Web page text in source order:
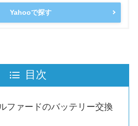
Yahooで探す
目次
ファードのバッテリー交換